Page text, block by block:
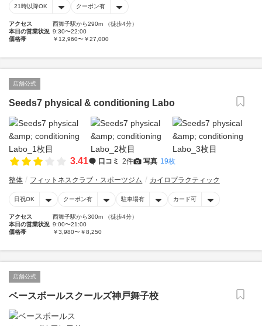
21時以降OK クーポン有
アクセス
西舞子駅から290m （徒歩4分）
本日の営業状況 9:30〜22:00
価格帯
￥12,960〜￥27,000
店舗公式
Seeds7 physical & conditioning Labo
3.41 口コミ 2件 写真 19枚
整体 フィットネスクラブ・スポーツジム カイロプラクティック
日祝OK クーポン有 駐車場有 カード可
アクセス
西舞子駅から300m （徒歩4分）
本日の営業状況 9:00〜21:00
価格帯
￥3,980〜￥8,250
店舗公式
ベースボールスクールズ神戸舞子校